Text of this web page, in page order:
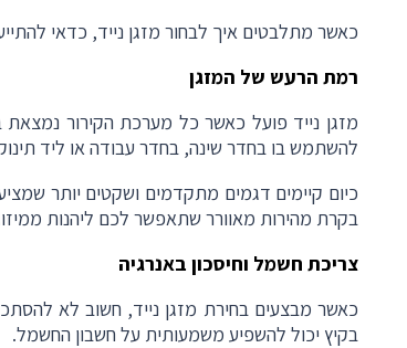
כאשר מתלבטים איך לבחור מזגן נייד, כדאי
רמת הרעש של המזגן
מזגן נייד פועל כאשר כל מערכת הקירור
להשתמש בו בחדר שינה, בחדר עבודה או ליד
כיום קיימים דגמים מתקדמים ושקטים יותר
בקרת מהירות מאוורר שתאפשר לכם ליהנות
צריכת חשמל וחיסכון באנרגיה
כאשר מבצעים בחירת מזגן נייד, חשוב לא
בקיץ יכול להשפיע משמעותית על חשבון החשמל.